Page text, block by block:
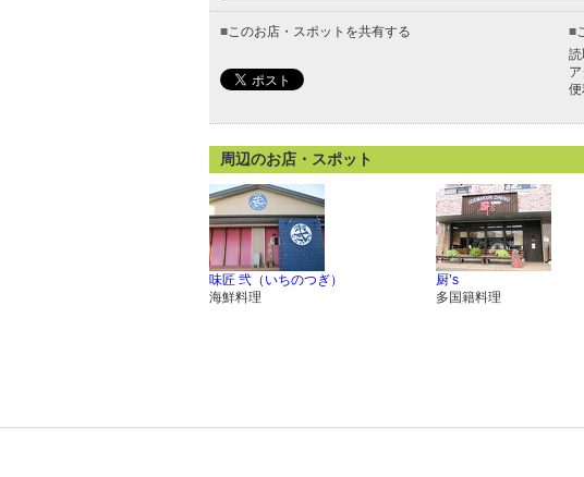
■このお店・スポットを共有する ■
ア
便
周辺のお店・スポット
味匠 弐（いちのつぎ）
海鮮料理
厨’s
多国籍料理